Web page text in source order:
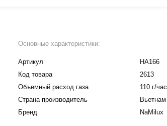
Основные характеристики:
Артикул
НА166
Код товара
2613
Объемный расход газа
110 г/час
Страна производитель
Вьетнам
Бренд
NaMilux